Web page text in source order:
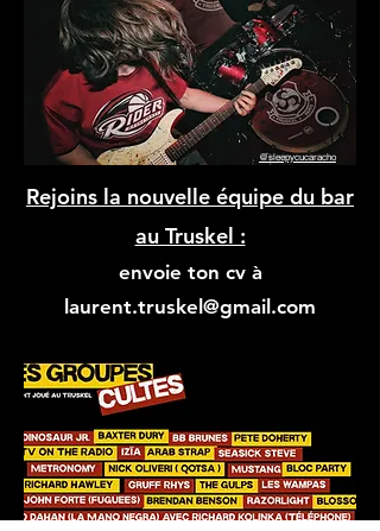
@sleepycucaracho
Rejoins la nouvelle équipe du bar
au Truskel :
envoie ton cv à
laurent.truskel@gmail.com